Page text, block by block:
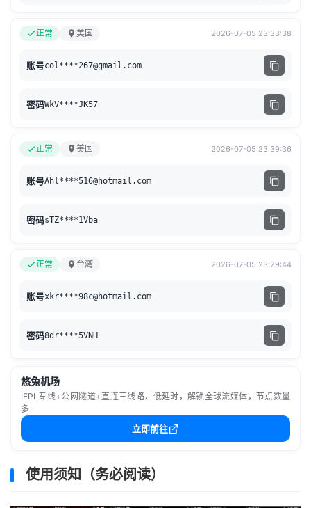
正常 美国 2026-07-05 23:33:38
账号col****267@gmail.com
密码WkV****JK57
正常 美国 2026-07-05 23:39:36
账号Ahl****516@hotmail.com
密码sTZ****1Vba
正常 台湾 2026-07-05 23:29:44
账号xkr****98c@hotmail.com
密码8dr****5VNH
悠兔机场
IEPL专线+公网隧道+直连三线路，低延时，解锁全球流媒体，节点数量
多
立即前往
使用须知（务必阅读）